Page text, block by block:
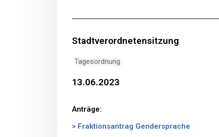
Stadtverordnetensitzung
Tagesordnung
13.06.2023
Anträge:
> Fraktionsantrag Gendersprache